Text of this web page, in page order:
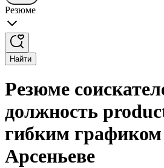
Резюме
Найти
Резюме
должность
гибким
Арсеньеве